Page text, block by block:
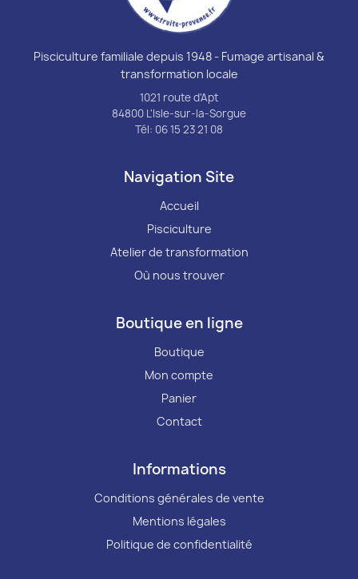
Pisciculture familiale depuis 1948 - Fumage artisanal &
transformation locale
1021 route d'Apt
84800 L'Isle-sur-la-Sorgue
Tél: 06 15 23 21 08
Navigation Site
Accueil
Pisciculture
Atelier de transformation
Où nous trouver
Boutique en ligne
Boutique
Mon compte
Panier
Contact
Informations
Conditions générales de vente
Mentions légales
Politique de confidentialité